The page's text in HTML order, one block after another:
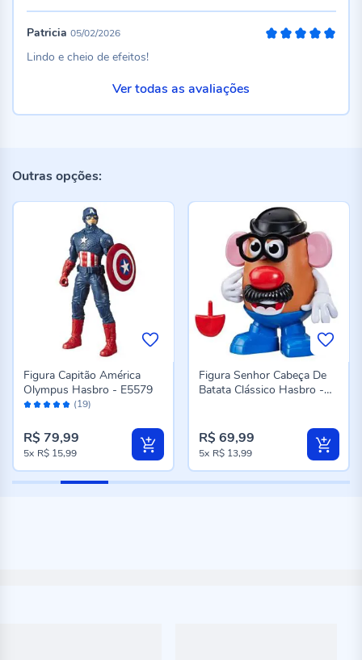
Patricia 05/02/2026
Lindo e cheio de efeitos!
Ver todas as avaliações
Outras opções:
Avaliação: (19)
Figura Capitão América
Olympus Hasbro - E5579
R$ 79,99
5x R$ 15,99
Figura Senhor Cabeça De
Batata Clássico Hasbro -
R$ 69,99
5x R$ 13,99